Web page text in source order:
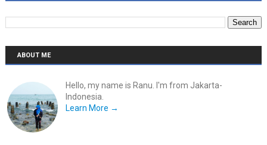
ABOUT ME
Hello, my name is Ranu. I'm from Jakarta-
Indonesia.
Learn More →